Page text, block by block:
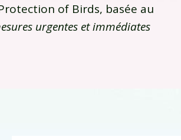
of Birds, basée au
urgentes et immédiates